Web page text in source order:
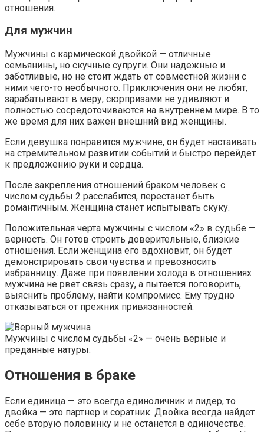
отношения.
Для мужчин
Мужчины с кармической двойкой — отличные
семьянины, но скучные супруги. Они надежные и
заботливые, но не стоит ждать от совместной жизни с
ними чего-то необычного. Приключения они не любят,
зарабатывают в меру, сюрпризами не удивляют и
полностью сосредоточиваются на внутреннем мире. В то
же время для них важен внешний вид женщины.
Если девушка понравится мужчине, он будет настаивать
на стремительном развитии событий и быстро перейдет
к предложению руки и сердца.
После закрепления отношений браком человек с
числом судьбы 2 расслабится, перестанет быть
романтичным. Женщина станет испытывать скуку.
Положительная черта мужчины с числом «2» в судьбе —
верность. Он готов строить доверительные, близкие
отношения. Если женщина его вдохновит, он будет
демонстрировать свои чувства и превозносить
избранницу. Даже при появлении холода в отношениях
мужчина не рвет связь сразу, а пытается поговорить,
выяснить проблему, найти компромисс. Ему трудно
отказываться от прежних привязанностей.
Мужчины с числом судьбы «2» — очень верные и
преданные натуры.
Отношения в браке
Если единица — это всегда единоличник и лидер, то
двойка — это партнер и соратник. Двойка всегда найдет
себе вторую половинку и не останется в одиночестве.